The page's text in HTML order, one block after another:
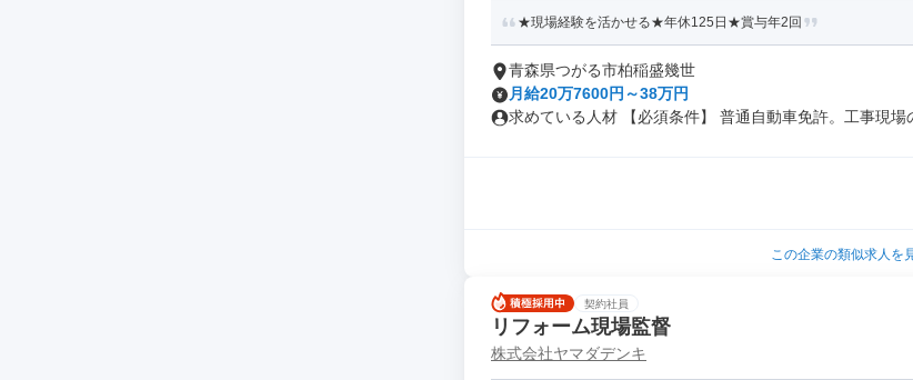
★現場経験を活かせる★年休125日★賞与年2回
青森県つがる市柏稲盛幾世
月給20万7600円～38万円
求めている人材 【必須条件】 普通自動車免許。工事現場
この企業の類似求人を
契約社員
リフォーム現場監督
株式会社ヤマダデンキ